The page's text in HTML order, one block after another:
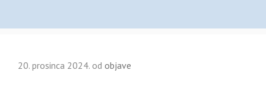
20. prosinca 2024. od objave